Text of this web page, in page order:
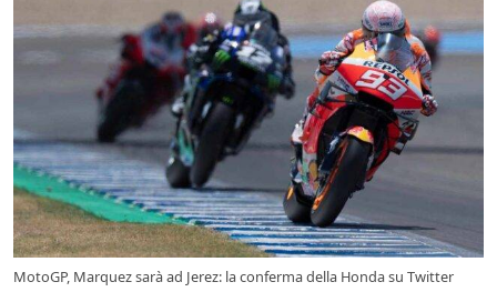
MotoGP, Marquez sarà ad Jerez: la conferma della Honda su Twitter